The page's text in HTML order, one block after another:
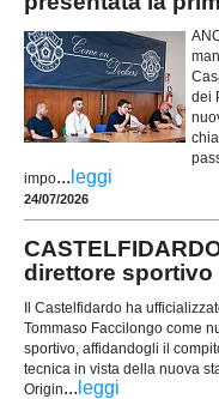
dei
impo... leggi
24/07/2026
direttore sportivo
Il Castelfidardo ha
Tommaso Faccilongo come
sportivo, affidandogli il
tecnica in vista della nuova
Origin... leggi